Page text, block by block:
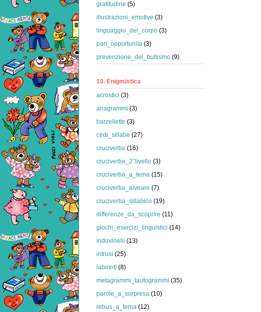
gratitudine (5)
illustrazioni_emotive (3)
linguaggio_del_corpo (3)
pari_opportunità (3)
prevenzione_del_bullismo (9)
10. Enigmistica
acrostici (3)
anagrammi (3)
barzellette (3)
cedi_sillabe (27)
cruciverba (16)
cruciverba_2°livello (3)
cruciverba_a_tema (15)
cruciverba_alveare (7)
cruciverba_sillabico (19)
differenze_da_scoprire (11)
giochi_esercizi_linguistici (14)
indovinelli (13)
intrusi (25)
labirinti (8)
metagrammi_tautogrammi (35)
parole_a_sorpresa (10)
rebus_a_tema (12)